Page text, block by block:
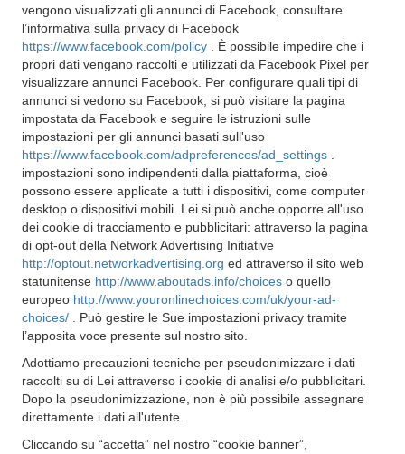
vengono visualizzati gli annunci di Facebook, consultare
l’informativa sulla privacy di Facebook
https://www.facebook.com/policy
. È possibile impedire che i
propri dati vengano raccolti e utilizzati da Facebook Pixel per
visualizzare annunci Facebook. Per configurare quali tipi di
annunci si vedono su Facebook, si può visitare la pagina
impostata da Facebook e seguire le istruzioni sulle
impostazioni per gli annunci basati sull'uso
https://www.facebook.com/adpreferences/ad_settings
impostazioni sono indipendenti dalla piattaforma, cioè
possono essere applicate a tutti i dispositivi, come computer
desktop o dispositivi mobili. Lei si può anche opporre all'uso
dei cookie di tracciamento e pubblicitari: attraverso la pagina
di opt-out della Network Advertising Initiative
http://optout.networkadvertising.org ed attraverso il sito web
statunitense http://www.aboutads.info/choices o quello
europeo http://www.youronlinechoices.com/uk/your-ad-
choices/
. Può gestire le Sue impostazioni privacy tramite
l’apposita voce presente sul nostro sito.
Adottiamo precauzioni tecniche per pseudonimizzare i dati
raccolti su di Lei attraverso i cookie di analisi e/o pubblicitari.
Dopo la pseudonimizzazione, non è più possibile assegnare
direttamente i dati all'utente.
Cliccando su “accetta” nel nostro “cookie banner”,